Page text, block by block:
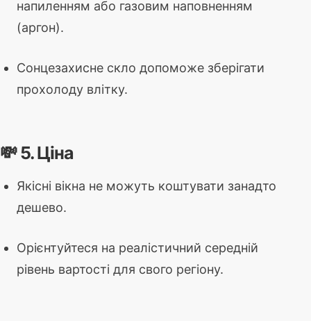
напиленням або газовим наповненням
(аргон).
Сонцезахисне скло допоможе зберігати
прохолоду влітку.
💸 5. Ціна
Якісні вікна не можуть коштувати занадто
дешево.
Орієнтуйтеся на реалістичний середній
рівень вартості для свого регіону.